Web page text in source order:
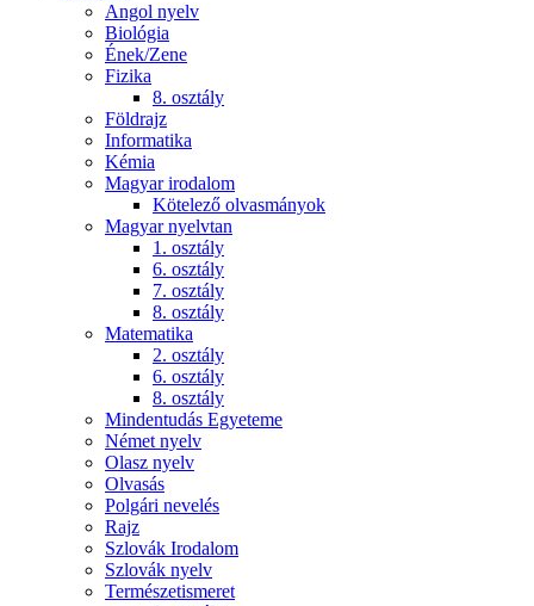
Angol nyelv
Biológia
Ének/Zene
Fizika
8. osztály
Földrajz
Informatika
Kémia
Magyar irodalom
Kötelező olvasmányok
Magyar nyelvtan
1. osztály
6. osztály
7. osztály
8. osztály
Matematika
2. osztály
6. osztály
8. osztály
Mindentudás Egyeteme
Német nyelv
Olasz nyelv
Olvasás
Polgári nevelés
Rajz
Szlovák Irodalom
Szlovák nyelv
Természetismeret